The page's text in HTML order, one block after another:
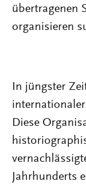
übertragenen
organisieren
In jüngster
Diese
Jahrhunderts